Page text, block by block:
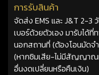
การรับสินค้า
จัดส่ง EMS และ J&T 2-
เบอร์ด้วยตัวเอง มารับได้
นอกสถานที่ (ต้องโอนมัดจ
(หากซิมเสีย-ไม่มีสัญญาณ
อื่นงดเปลี่ยนหรือคืนเงิน)